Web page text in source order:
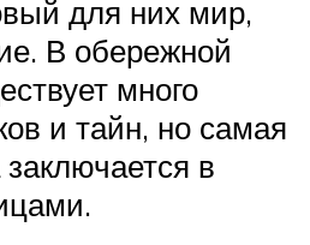
для них мир,
В обережной
много
и тайн, но самая
в